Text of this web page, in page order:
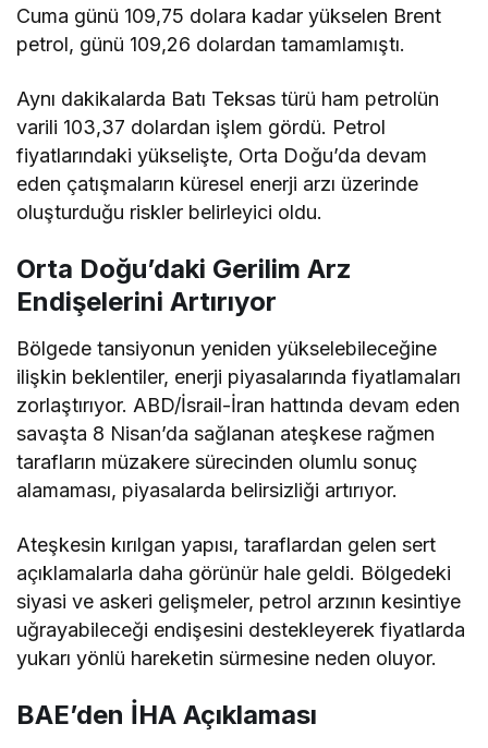
Cuma günü 109,75 dolara kadar yükselen Brent
petrol, günü 109,26 dolardan tamamlamıştı.
Aynı dakikalarda Batı Teksas türü ham petrolün
varili 103,37 dolardan işlem gördü. Petrol
fiyatlarındaki yükselişte, Orta Doğu’da devam
eden çatışmaların küresel enerji arzı üzerinde
oluşturduğu riskler belirleyici oldu.
Orta Doğu’daki Gerilim Arz
Endişelerini Artırıyor
Bölgede tansiyonun yeniden yükselebileceğine
ilişkin beklentiler, enerji piyasalarında fiyatlamaları
zorlaştırıyor. ABD/İsrail-İran hattında devam eden
savaşta 8 Nisan’da sağlanan ateşkese rağmen
tarafların müzakere sürecinden olumlu sonuç
alamaması, piyasalarda belirsizliği artırıyor.
Ateşkesin kırılgan yapısı, taraflardan gelen sert
açıklamalarla daha görünür hale geldi. Bölgedeki
siyasi ve askeri gelişmeler, petrol arzının kesintiye
uğrayabileceği endişesini destekleyerek fiyatlarda
yukarı yönlü hareketin sürmesine neden oluyor.
BAE’den İHA Açıklaması